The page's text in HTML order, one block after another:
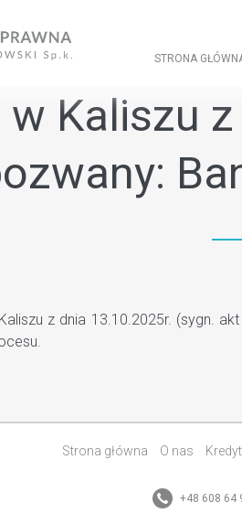
STRONA
w Kaliszu
z dnia 13.10.2025r. (sygn.
Strona główna O nas
+48 608 64